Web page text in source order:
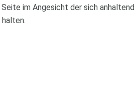
im Angesicht der sich anhaltend
halten.